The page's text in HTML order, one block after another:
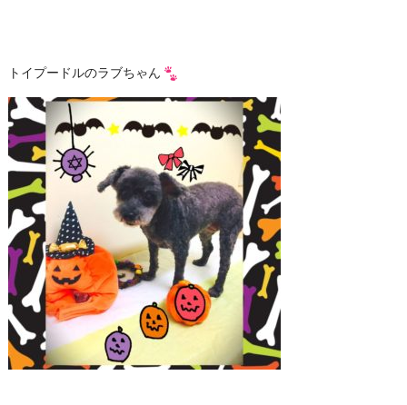
トイプードルのラブちゃん